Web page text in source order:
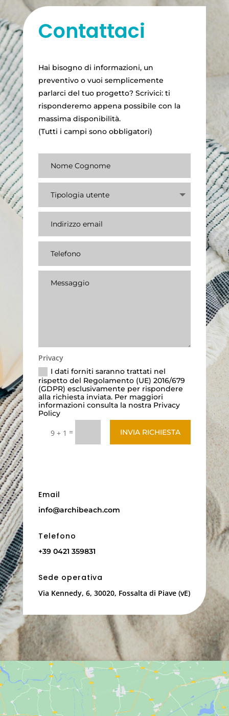
Contattaci
Hai bisogno di informazioni, un
preventivo o vuoi semplicemente
parlarci del tuo progetto? Scrivici: ti
risponderemo appena possibile con la
massima disponibilità.
(Tutti i campi sono obbligatori)
Privacy
I dati forniti saranno trattati nel
rispetto del Regolamento (UE) 2016/679
(GDPR) esclusivamente per rispondere
alla richiesta inviata. Per maggiori
informazioni consulta la nostra Privacy
Policy
9 + 1 = INVIA RICHIESTA
Email
info@archibeach.com
Telefono
+39 0421 359831
Sede operativa
Via Kennedy, 6, 30020, Fossalta di Piave (vE)